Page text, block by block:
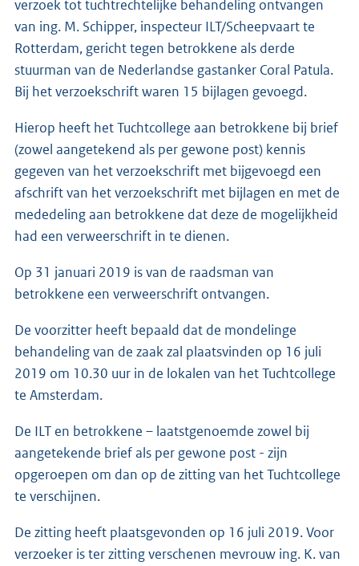
verzoek tot tuchtrechtelijke behandeling ontvangen
van ing. M. Schipper, inspecteur ILT/Scheepvaart te
Rotterdam, gericht tegen betrokkene als derde
stuurman van de Nederlandse gastanker Coral Patula.
Bij het verzoekschrift waren 15 bijlagen gevoegd.
Hierop heeft het Tuchtcollege aan betrokkene bij brief
(zowel aangetekend als per gewone post) kennis
gegeven van het verzoekschrift met bijgevoegd een
afschrift van het verzoekschrift met bijlagen en met de
mededeling aan betrokkene dat deze de mogelijkheid
had een verweerschrift in te dienen.
Op 31 januari 2019 is van de raadsman van
betrokkene een verweerschrift ontvangen.
De voorzitter heeft bepaald dat de mondelinge
behandeling van de zaak zal plaatsvinden op 16 juli
2019 om 10.30 uur in de lokalen van het Tuchtcollege
te Amsterdam.
De ILT en betrokkene – laatstgenoemde zowel bij
aangetekende brief als per gewone post - zijn
opgeroepen om dan op de zitting van het Tuchtcollege
te verschijnen.
De zitting heeft plaatsgevonden op 16 juli 2019. Voor
verzoeker is ter zitting verschenen mevrouw ing. K. van